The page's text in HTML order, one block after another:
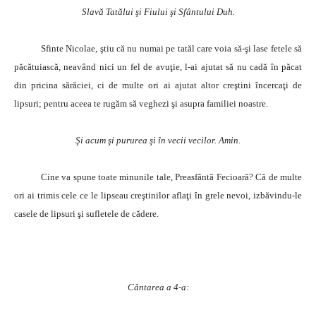
Slavă Tatălui şi Fiului şi Sfântului Duh.
Sfinte Nicolae, ştiu că nu numai pe tatăl care voia să-şi lase fetele să
păcătuiască, neavând nici un fel de avuţie, l-ai ajutat să nu cadă în păcat
din pricina sărăciei, ci de multe ori ai ajutat altor creştini încercaţi de
lipsuri; pentru aceea te rugăm să veghezi şi asupra familiei noastre.
Şi acum şi pururea şi în vecii vecilor. Amin.
Cine va spune toate minunile tale, Preasfântă Fecioară? Că de multe
ori ai trimis cele ce le lipseau creştinilor aflaţi în grele nevoi, izbăvindu-le
casele de lipsuri şi sufletele de cădere.
Cântarea a 4-a: